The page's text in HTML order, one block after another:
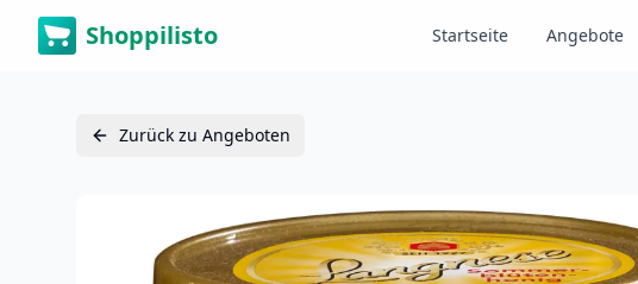
Shoppilisto Startseite Angebote
Zurück zu Angeboten